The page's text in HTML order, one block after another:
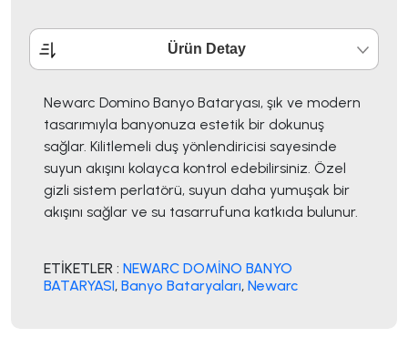
Ürün Detay
Newarc Domino Banyo Bataryası, şık ve modern
tasarımıyla banyonuza estetik bir dokunuş
sağlar. Kilitlemeli duş yönlendiricisi sayesinde
suyun akışını kolayca kontrol edebilirsiniz. Özel
gizli sistem perlatörü, suyun daha yumuşak bir
akışını sağlar ve su tasarrufuna katkıda bulunur.
ETİKETLER : NEWARC DOMİNO BANYO
BATARYASI, Banyo Bataryaları, Newarc